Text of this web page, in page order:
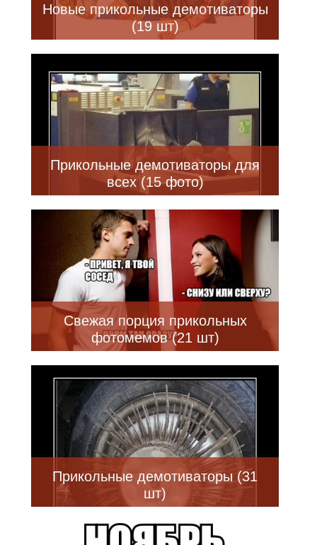
Новые прикольные демотиваторы
(19 шт)
Прикольные демотиваторы для
всех (15 фото)
Свежая порция прикольных
фотомемов (21 шт)
Прикольные демотиваторы (31
шт)